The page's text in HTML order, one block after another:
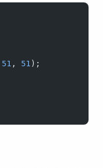
51 , 51 );